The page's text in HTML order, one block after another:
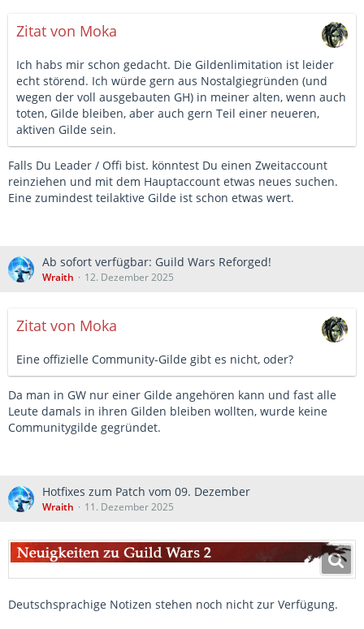
Zitat von Moka
Ich habs mir schon gedacht. Die Gildenlimitation ist leider
echt störend. Ich würde gern aus Nostalgiegründen (und
wegen der voll ausgebauten GH) in meiner alten, wenn auch
toten, Gilde bleiben, aber auch gern Teil einer neueren,
aktiven Gilde sein.
Falls Du Leader / Offi bist. könntest Du einen Zweitaccount
reinziehen und mit dem Hauptaccount etwas neues suchen.
Eine zumindest teilaktive Gilde ist schon etwas wert.
Ab sofort verfügbar: Guild Wars Reforged!
Wraith 12. Dezember 2025
Zitat von Moka
Eine offizielle Community-Gilde gibt es nicht, oder?
Da man in GW nur einer Gilde angehören kann und fast alle
Leute damals in ihren Gilden bleiben wollten, wurde keine
Communitygilde gegründet.
Hotfixes zum Patch vom 09. Dezember
Wraith 11. Dezember 2025
Deutschsprachige Notizen stehen noch nicht zur Verfügung.